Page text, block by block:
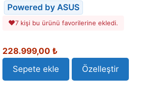
Powered by ASUS
7 kişi bu ürünü favorilerine ekledi.
fiyat:
242.161,10 ₺.
228.999,00 ₺
fiyat:
228.999,00 ₺.
Sepete ekle Özelleştir